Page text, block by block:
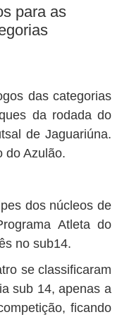
para as
das categorias
da rodada do
de Jaguariúna.
do Azulão.
dos núcleos de
Atleta do
no sub14.
se classificaram
sub 14, apenas a
ficando